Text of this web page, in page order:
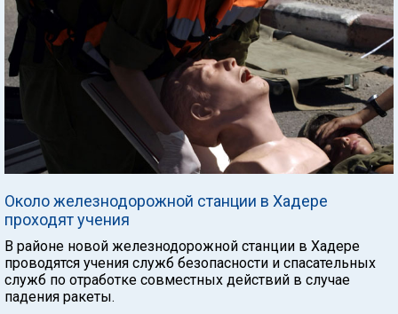
Около железнодорожной станции в Хадере
проходят учения
В районе новой железнодорожной станции в Хадере
проводятся учения служб безопасности и спасательных
служб по отработке совместных действий в случае
падения ракеты.